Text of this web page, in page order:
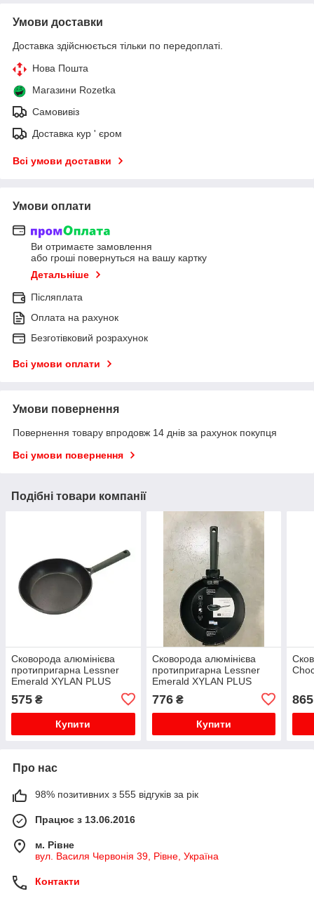
Умови доставки
Доставка здійснюється тільки по передоплаті.
Нова Пошта
Магазини Rozetka
Самовивіз
Доставка кур ' єром
Всі умови доставки
Умови оплати
Ви отримаєте замовлення
або гроші повернуться на вашу картку
Детальніше
Післяплата
Оплата на рахунок
Безготівковий розрахунок
Всі умови оплати
Умови повернення
Повернення товару впродовж 14 днів за рахунок покупця
Всі умови повернення
Подібні товари компанії
Сковорода алюмінієва
протипригарна Lessner
Emerald XYLAN PLUS
575 ₴
Купити
Сковорода алюмінієва
протипригарна Lessner
Emerald XYLAN PLUS
776₴
Купити
865
Про нас
98% позитивних з 555 відгуків за рік
Працює з 13.06.2016
м. Рівне
вул. Василя Червонія 39, Рівне, Україна
Контакти